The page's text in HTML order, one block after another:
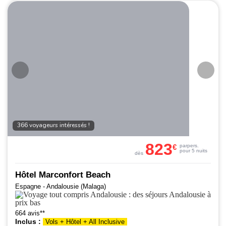
366 voyageurs intéressés !
Hôtel Marconfort Beach
Espagne - Andalousie (Malaga)
664 avis**
Inclus : Vols + Hôtel + All Inclusive
dès 823€ parpers.
pour 5 nuits